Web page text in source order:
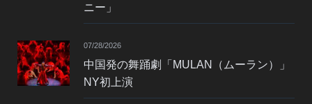
ニー」
07/28/2026
中国発の舞踊劇「MULAN（ムーラン）」
NY初上演